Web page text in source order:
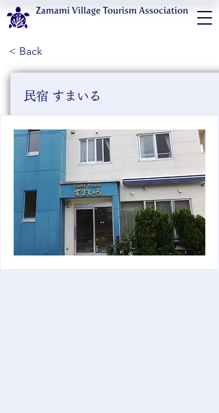
Zamami Village Tourism Association
< Back
民宿 すまいる